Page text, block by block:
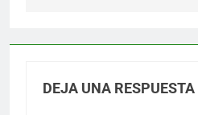
DEJA UNA RESPUESTA